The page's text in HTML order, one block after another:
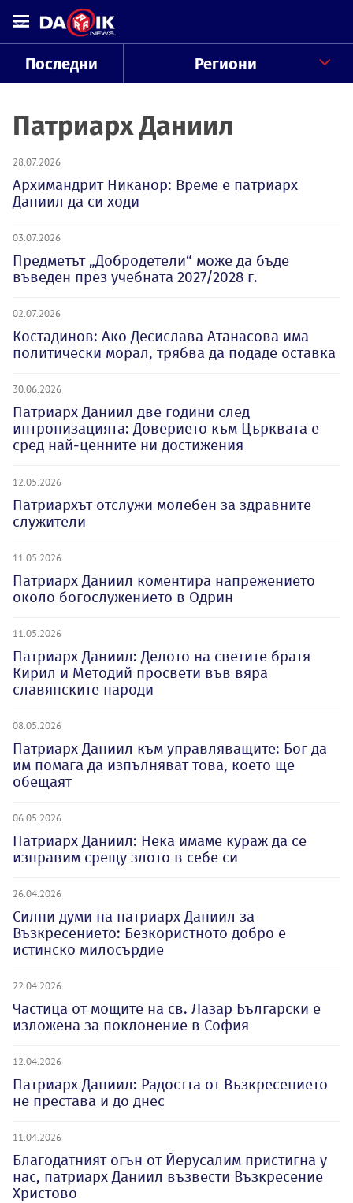
Последни Региони
Патриарх Даниил
28.07.2026
Архимандрит Никанор: Време е патриарх
Даниил да си ходи
03.07.2026
Предметът „Добродетели“ може да бъде
въведен през учебната 2027/2028 г.
02.07.2026
Костадинов: Ако Десислава Атанасова има
политически морал, трябва да подаде оставка
30.06.2026
Патриарх Даниил две години след
интронизацията: Доверието към Църквата е
сред най-ценните ни достижения
12.05.2026
Патриархът отслужи молебен за здравните
служители
11.05.2026
Патриарх Даниил коментира напрежението
около богослужението в Одрин
11.05.2026
Патриарх Даниил: Делото на светите братя
Кирил и Методий просвети във вяра
славянските народи
08.05.2026
Патриарх Даниил към управляващите: Бог да
им помага да изпълняват това, което ще
обещаят
06.05.2026
Патриарх Даниил: Нека имаме кураж да се
изправим срещу злото в себе си
26.04.2026
Силни думи на патриарх Даниил за
Възкресението: Безкористното добро е
истинско милосърдие
22.04.2026
Частица от мощите на св. Лазар Български е
изложена за поклонение в София
12.04.2026
Патриарх Даниил: Радостта от Възкресението
не престава и до днес
11.04.2026
Благодатният огън от Йерусалим пристигна у
нас, патриарх Даниил възвести Възкресение
Христово